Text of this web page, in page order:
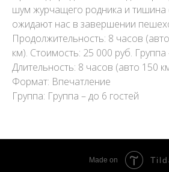
шум журчащего родника и
ожидают нас в завершении
Продолжительность: 8 часов
км). Стоимость: 25 000 руб. Группа
Длительность: 8 часов (авто 150
Формат: Впечатление
Группа: Группа – до 6 гостей
Made on